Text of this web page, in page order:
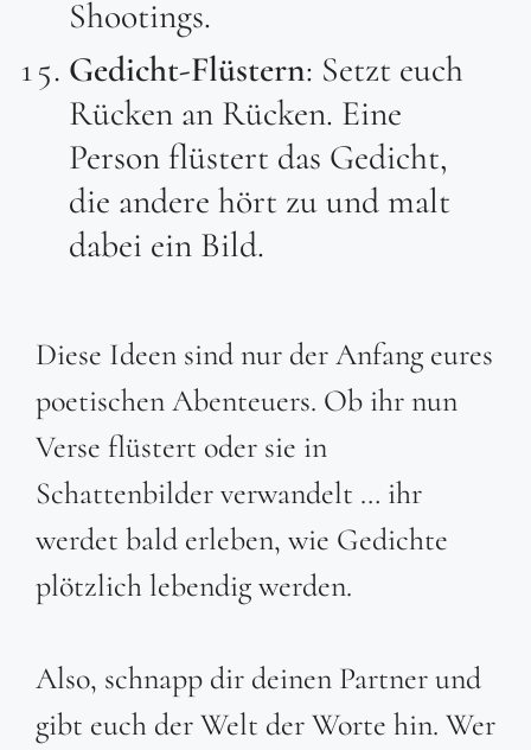
Shootings.
Gedicht-Flüstern: Setzt euch
Rücken an Rücken. Eine
Person flüstert das Gedicht,
die andere hört zu und malt
dabei ein Bild.
Diese Ideen sind nur der Anfang eures
poetischen Abenteuers. Ob ihr nun
Verse flüstert oder sie in
Schattenbilder verwandelt … ihr
werdet bald erleben, wie Gedichte
plötzlich lebendig werden.
Also, schnapp dir deinen Partner und
gibt euch der Welt der Worte hin. Wer